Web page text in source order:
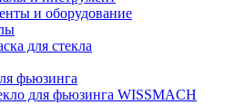
и оборудование
для стекла
фьюзинга
для фьюзинга WISSMACH